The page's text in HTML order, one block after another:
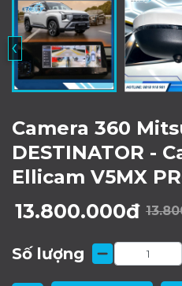
‹
Camera 360
DESTINATOR -
Ellicam V5MX
13.800.000đ
Số lượng